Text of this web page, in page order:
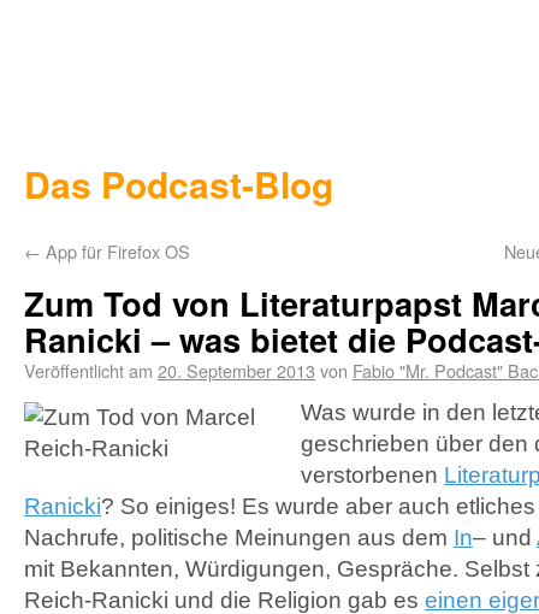
Das Podcast-Blog
← App für Firefox OS
Zum Tod von Literaturpapst
Ranicki – was bietet die
Veröffentlicht am 20. September 2013 von Fabio "Mr. Podcast"
Was wurde in den
geschrieben über den
verstorbenen
Ranicki? So einiges! Es wurde aber auch
Nachrufe, politische Meinungen aus dem In– und
mit Bekannten, Würdigungen, Gespräche. Selbst
Reich-Ranicki und die Religion gab es einen